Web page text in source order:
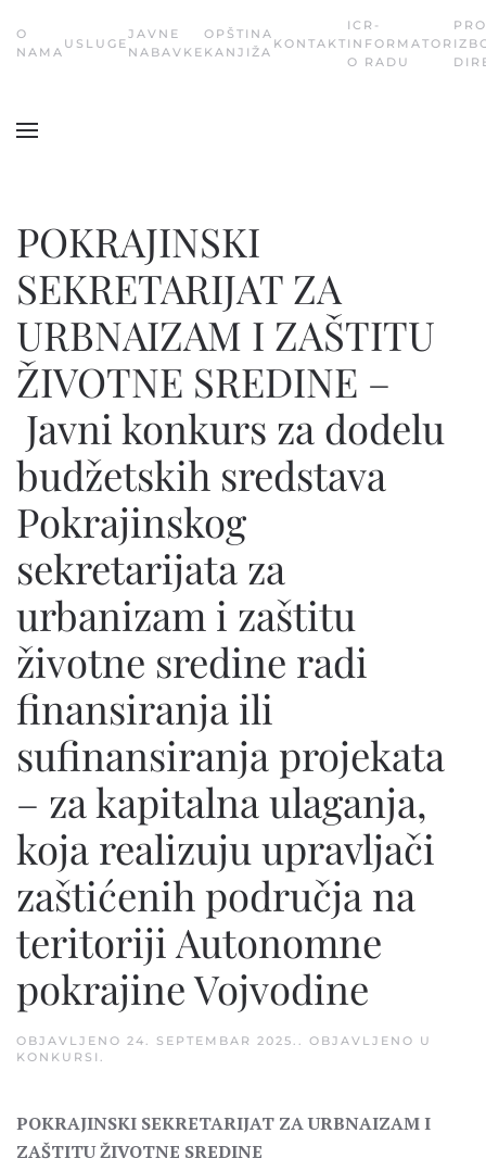
Skip
О
NAMA
USLUGE
JAVNE
NABAVKE
OPŠTINA
KANJIŽA
KONTAKT
ICR-
INFORMATOR
O RADU
POKRAJINSKI
SEKRETARIJAT ZA
URBNAIZAM I ZAŠTITU
ŽIVOTNE SREDINE –
Javni konkurs za dodelu
budžetskih sredstava
Pokrajinskog
sekretarijata za
urbanizam i zaštitu
životne sredine radi
finansiranja ili
sufinansiranja projekata
– za kapitalna ulaganja,
koja realizuju upravljači
zaštićenih područja na
teritoriji Autonomne
pokrajine Vojvodine
OBJAVLJENO 24. SEPTEMBAR 2025. . OBJAVLJENO U
KONKURSI .
POKRAJINSKI SEKRETARIJAT ZA URBNAIZAM I
ZAŠTITU ŽIVOTNE SREDINE